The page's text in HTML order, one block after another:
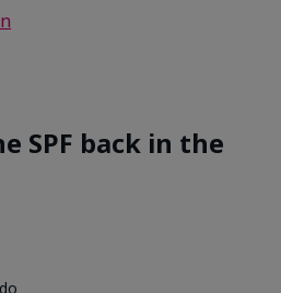
SPF back in the